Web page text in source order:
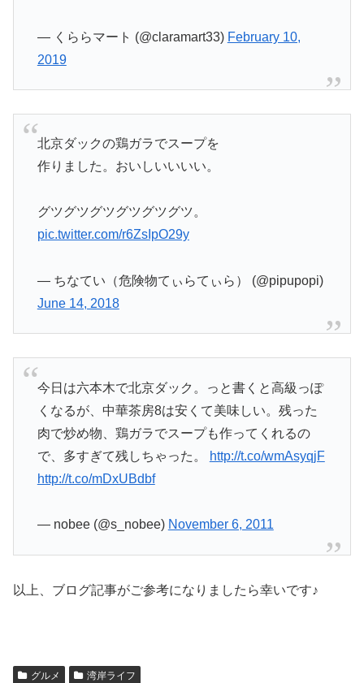
— くららマート (@claramart33) February 10,
2019
北京ダックの鶏ガラでスープを
作りました。おいしいいいい。
グツグツグツグツグツグツ。
pic.twitter.com/r6ZsIpO29y
— ちなてい（危険物てぃらてぃら） (@pipupopi)
June 14, 2018
今日は六本木で北京ダック。っと書くと高級っぽ
くなるが、中華茶房8は安くて美味しい。残った
肉で炒め物、鶏ガラでスープも作ってくれるの
で、多すぎて残しちゃった。
http://t.co/wmAsyqjF
http://t.co/mDxUBdbf
— nobee (@s_nobee) November 6, 2011
以上、ブログ記事がご参考になりましたら幸いです♪
グルメ 湾岸ライフ